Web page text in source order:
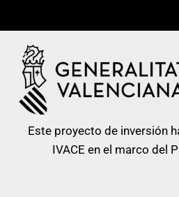
Minería
Este proyecto de inversión
IVACE en el marco del